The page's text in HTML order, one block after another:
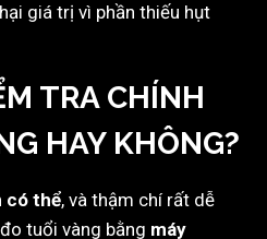
giá trị vì phần thiếu hụt
TRA CHÍNH
HAY KHÔNG?
có thể, và thậm chí rất dễ
tuổi vàng bằng máy